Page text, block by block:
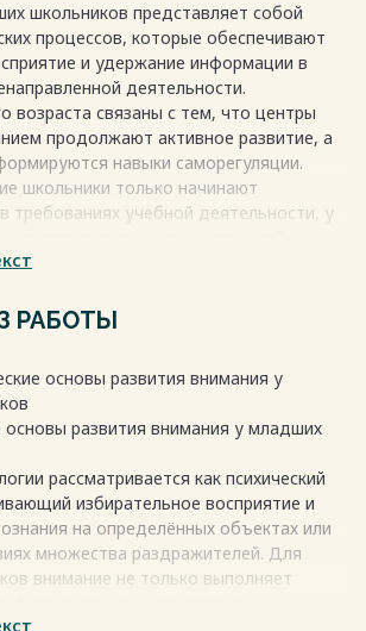
сопровождение занятия
18
реализация и рекомендации 20
эффективности метода
20
пособия для педагогов 22
по развитию концентрации
по развитию устойчивого
доступен после покупки
школьников представляет собой
процессов, которые обеспечивают
и удержание информации в
деятельности.
возраста связаны с тем, что центры
продолжают активное развитие, а
навыки саморегуляции.
школьники только начинают
требованиях учебной деятельности, у
внимания в течение
задач педагогической практики.
доступенпосле покупки
РАБОТЫ
основы развития внимания у
основы развития внимания у младших
рассматривается как психический
избирательное восприятие и
на определённых объектах или
множества раздражителей. Для
внимание не только выполняет